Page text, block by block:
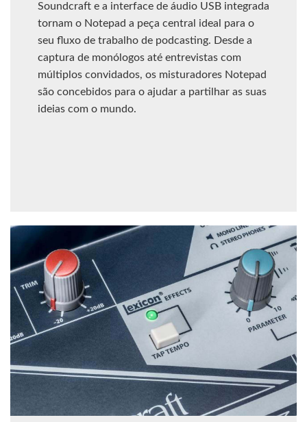
Soundcraft e a interface de áudio USB integrada
tornam o Notepad a peça central ideal para o
seu fluxo de trabalho de podcasting. Desde a
captura de monólogos até entrevistas com
múltiplos convidados, os misturadores Notepad
são concebidos para o ajudar a partilhar as suas
ideias com o mundo.